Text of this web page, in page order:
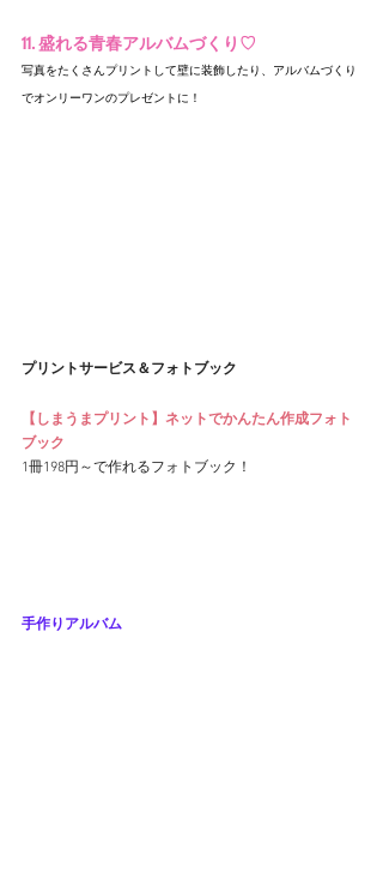
11. 盛れる青春アルバムづくり♡
写真をたくさんプリントして壁に装飾したり、アルバムづくり
でオンリーワンのプレゼントに！
プリントサービス＆フォトブック
【しまうまプリント】ネットでかんたん作成フォト
ブック
1冊198円～で作れるフォトブック！
手作りアルバム